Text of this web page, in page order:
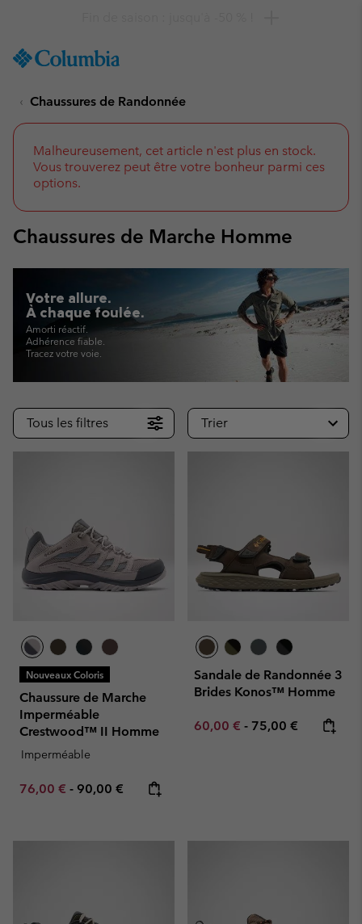
TO
SKIP
NAV
SKIP
TO
SEARCH
Chaussures de Randonnée
Malheureusement, cet article n'est plus en stock.
Vous trouverez peut être votre bonheur parmi ces
options.
Chaussures de Marche Homme
Votre allure.
À chaque foulée.
Amorti réactif.
Adhérence fiable.
Tracez votre voie.
Tous les filtres Trier
Nouveaux Coloris
Chaussure de Marche
Imperméable
Crestwood™ II Homme
Imperméable
Minimum sale price:
76,00 € - Maximum price:
90,00 €
Sandale de Randonnée 3
Brides Konos™ Homme
Minimum sale price:
60,00 € - Maximum price:
75,00 €